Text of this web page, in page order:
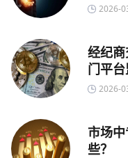
2026-
经纪
门平
2026-
市场
些？